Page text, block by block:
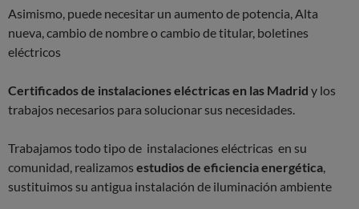
Asimismo, puede necesitar un aumento de potencia, Alta
nueva, cambio de nombre o cambio de titular, boletines
eléctricos
Certificados de instalaciones eléctricas en las Madrid y los
trabajos necesarios para solucionar sus necesidades.
Trabajamos todo tipo de instalaciones eléctricas en su
comunidad, realizamos estudios de eficiencia energética,
sustituimos su antigua instalación de iluminación ambiente